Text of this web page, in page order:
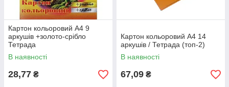
Картон кольоровий А4 9
аркушів +золото-срібло
Тетрада
В наявності
28,77 ₴
Картон кольоровий A4 14
аркушів / Тетрада (топ-2)
В наявності
67,09 ₴